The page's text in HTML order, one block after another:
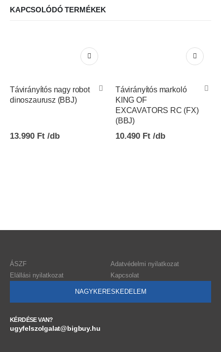
KAPCSOLÓDÓ TERMÉKEK
Távirányítós nagy robot
dinoszaurusz (BBJ)
13.990 Ft
Távirányítós markoló
KING OF
EXCAVATORS RC (FX)
(BBJ)
10.490 Ft
ÁSZF
Adatvédelmi nyilatkozat
Elállási nyilatkozat
Kapcsolat
NAGYKERESKEDELEM
KÉRDÉSE VAN?
ugyfelszolgalat@bigbuy.hu